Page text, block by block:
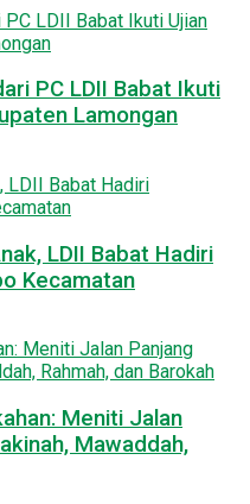
PC LDII Babat Ikuti
Lamongan
LDII Babat Hadiri
Kecamatan
Meniti Jalan
Mawaddah,